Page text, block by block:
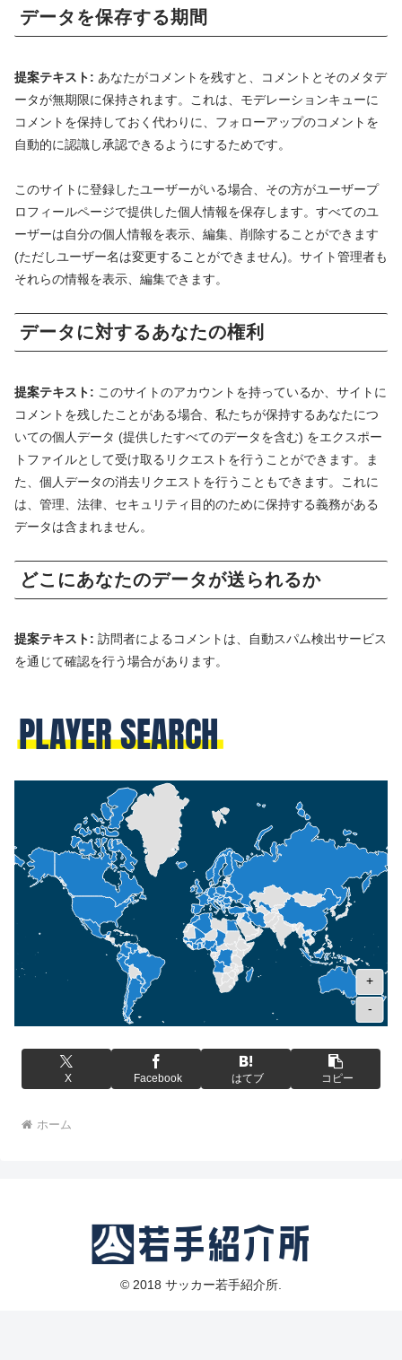
データを保存する期間
提案テキスト: あなたがコメントを残すと、コメントとそのメタデ
ータが無期限に保持されます。これは、モデレーションキューに
コメントを保持しておく代わりに、フォローアップのコメントを
自動的に認識し承認できるようにするためです。
このサイトに登録したユーザーがいる場合、その方がユーザープ
ロフィールページで提供した個人情報を保存します。すべてのユ
ーザーは自分の個人情報を表示、編集、削除することができます
(ただしユーザー名は変更することができません)。サイト管理者も
それらの情報を表示、編集できます。
データに対するあなたの権利
提案テキスト: このサイトのアカウントを持っているか、サイトに
コメントを残したことがある場合、私たちが保持するあなたにつ
いての個人データ (提供したすべてのデータを含む) をエクスポー
トファイルとして受け取るリクエストを行うことができます。ま
た、個人データの消去リクエストを行うこともできます。これに
は、管理、法律、セキュリティ目的のために保持する義務がある
データは含まれません。
どこにあなたのデータが送られるか
提案テキスト: 訪問者によるコメントは、自動スパム検出サービス
を通じて確認を行う場合があります。
+
-
X Facebook はてブ コピー
ホーム
© 2018 サッカー若手紹介所.